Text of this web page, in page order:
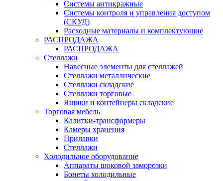
Системы антикражные
Системы контроля и управления доступом
(СКУД)
Расходные материалы и комплектующие
РАСПРОДАЖА
РАСПРОДАЖА
Стеллажи
Навесные элементы для стеллажей
Стеллажи металлические
Стеллажи складские
Стеллажи торговые
Ящики и контейнеры складские
Торговая мебель
Калитки-трансформеры
Камеры хранения
Прилавки
Стеллажи
Холодильное оборудование
Аппараты шоковой заморозки
Бонеты холодильные